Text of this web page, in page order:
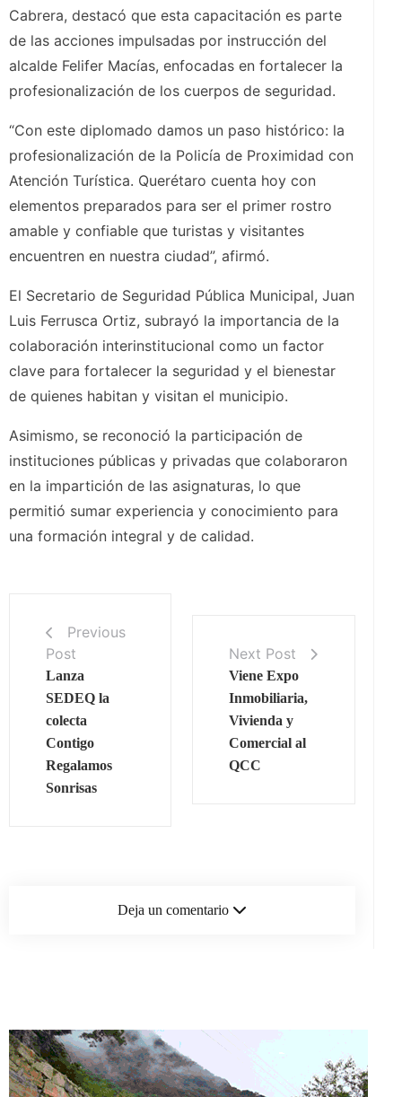
Cabrera, destacó que esta capacitación es parte
de las acciones impulsadas por instrucción del
alcalde Felifer Macías, enfocadas en fortalecer la
profesionalización de los cuerpos de seguridad.
“Con este diplomado damos un paso histórico: la
profesionalización de la Policía de Proximidad con
Atención Turística. Querétaro cuenta hoy con
elementos preparados para ser el primer rostro
amable y confiable que turistas y visitantes
encuentren en nuestra ciudad”, afirmó.
El Secretario de Seguridad Pública Municipal, Juan
Luis Ferrusca Ortiz, subrayó la importancia de la
colaboración interinstitucional como un factor
clave para fortalecer la seguridad y el bienestar
de quienes habitan y visitan el municipio.
Asimismo, se reconoció la participación de
instituciones públicas y privadas que colaboraron
en la impartición de las asignaturas, lo que
permitió sumar experiencia y conocimiento para
una formación integral y de calidad.
Previous
Post
Lanza
SEDEQ la
colecta
Contigo
Regalamos
Sonrisas
Next Post
Viene Expo
Inmobiliaria,
Vivienda y
Comercial al
QCC
Deja un comentario